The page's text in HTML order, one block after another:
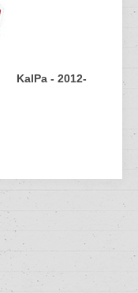
KalPa - 2012-